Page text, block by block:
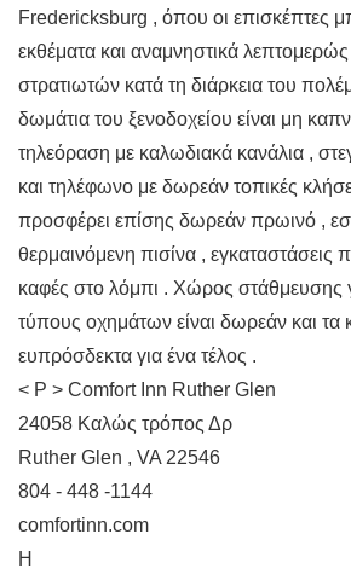
Fredericksburg , όπου οι επισκέπτες
εκθέματα και αναμνηστικά
στρατιωτών κατά τη διάρκεια του
δωμάτια του ξενοδοχείου είναι μη
τηλεόραση με καλωδιακά κανάλια ,
και τηλέφωνο με δωρεάν τοπικές
προσφέρει επίσης δωρεάν πρωινό ,
θερμαινόμενη πισίνα , εγκαταστάσεις
καφές στο λόμπι . Χώρος στάθμευσης
τύπους οχημάτων είναι δωρεάν και τα
ευπρόσδεκτα για ένα τέλος .
< P > Comfort Inn Ruther Glen
24058 Καλώς τρόπος Δρ
Ruther Glen , VA 22546
804 - 448 -1144
comfortinn.com
Η